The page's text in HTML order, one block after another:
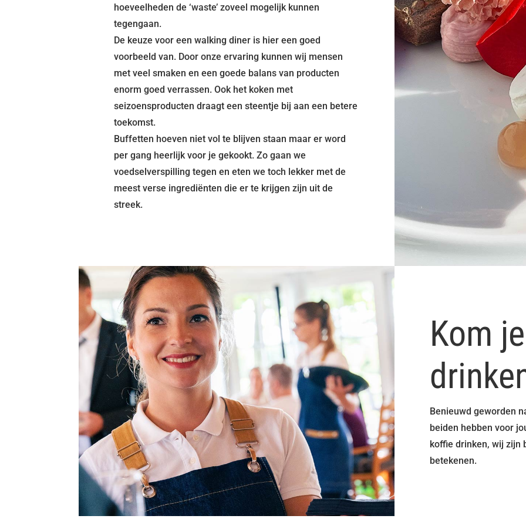
hoeveelheden de ‘waste’ zoveel mogelijk kunnen
tegengaan.
De keuze voor een walking diner is hier een goed
voorbeeld van. Door onze ervaring kunnen wij mensen
met veel smaken en een goede balans van producten
enorm goed verrassen. Ook het koken met
seizoensproducten draagt een steentje bij aan een betere
toekomst.
Buffetten hoeven niet vol te blijven staan maar er word
per gang heerlijk voor je gekookt. Zo gaan we
voedselverspilling tegen en eten we toch lekker met de
meest verse ingrediënten die er te krijgen zijn uit de
streek.
Kom
Benieuwd geworden
beiden hebben voor
koffie drinken, wij zijn
betekenen.